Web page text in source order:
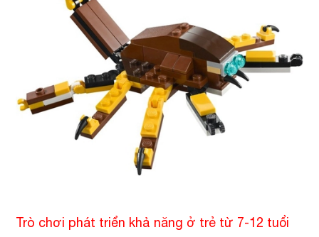
Trò chơi phát triển khả năng ở trẻ từ 7-12 tuổi